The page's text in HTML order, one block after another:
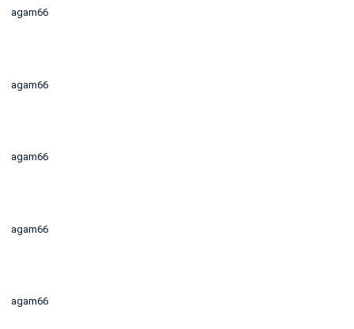
agam66
agam66
agam66
agam66
agam66